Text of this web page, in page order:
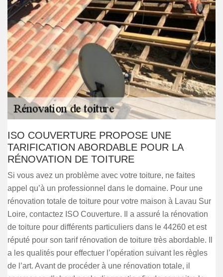
ISO COUVERTURE PROPOSE UNE
TARIFICATION ABORDABLE POUR LA
RÉNOVATION DE TOITURE
Si vous avez un problème avec votre toiture, ne faites
appel qu’à un professionnel dans le domaine. Pour une
rénovation totale de toiture pour votre maison à Lavau Sur
Loire, contactez ISO Couverture. Il a assuré la rénovation
de toiture pour différents particuliers dans le 44260 et est
réputé pour son tarif rénovation de toiture très abordable. Il
a les qualités pour effectuer l’opération suivant les règles
de l’art. Avant de procéder à une rénovation totale, il